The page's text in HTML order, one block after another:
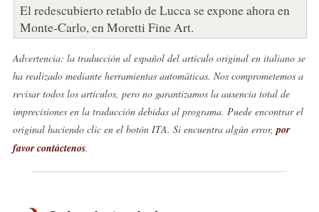
El redescubierto retablo de Lucca se expone ahora en
Monte-Carlo, en Moretti Fine Art.
Advertencia: la traducción al español del artículo original en italiano se
ha realizado mediante herramientas automáticas. Nos comprometemos a
revisar todos los artículos, pero no garantizamos la ausencia total de
imprecisiones en la traducción debidas al programa. Puede encontrar el
original haciendo clic en el botón ITA. Si encuentra algún error, por
favor contáctenos.